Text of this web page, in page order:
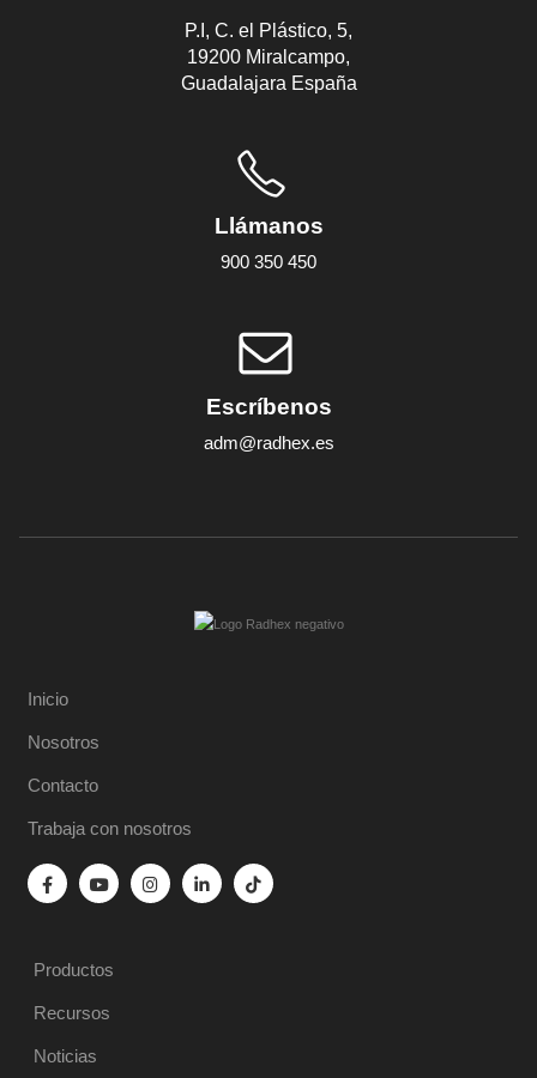
P.I, C. el Plástico, 5,
19200 Miralcampo,
Guadalajara España
Llámanos
900 350 450
Escríbenos
adm@radhex.es
Inicio
Nosotros
Contacto
Trabaja con nosotros
Productos
Recursos
Noticias